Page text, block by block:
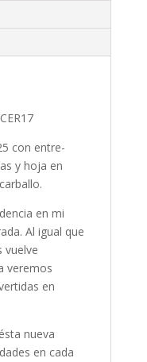
con entre-
y hoja en
en mi
Al igual que
vuelve
veremos
en
nueva
en cada